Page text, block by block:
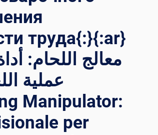
труда{:}{:ar}
معالج اللحام:
عملية
per